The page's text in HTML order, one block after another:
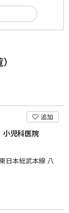
追加
小児科医院
日本総武本線 八